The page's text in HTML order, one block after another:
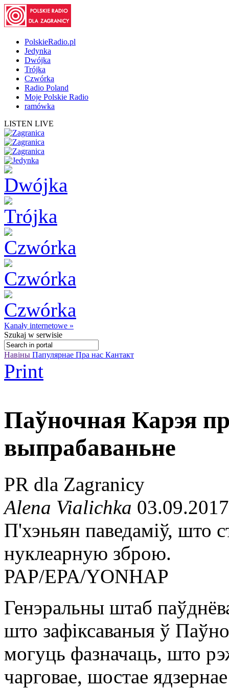
PolskieRadio.pl
Jedynka
Dwójka
Trójka
Czwórka
Radio Poland
Moje Polskie Radio
ramówka
LISTEN LIVE
Kanały internetowe »
Szukaj w serwisie
Навіны Папулярнае Пра нас Кантакт
Print
Паўночная Карэя
выпрабаваньне
PR dla Zagranicy
Alena Vialichka
П'хэньян паведаміў, што
нуклеарную зброю.
PAP/EPA/YONHAP
Генэральны штаб
што зафіксаваныя ў
могуць фазначаць, што
чарговае, шостае